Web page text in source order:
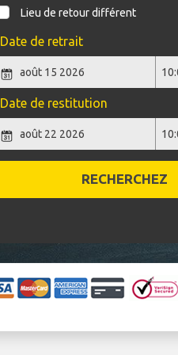
Lieu de retour différent
Date de retrait
Date de restitution
RECHERCHEZ